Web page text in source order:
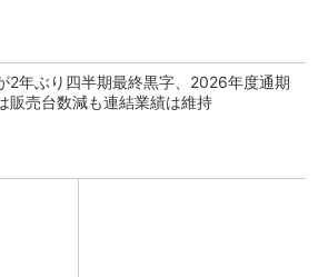
2年ぶり四半期最終黒字、2026年度通期
販売台数減も連結業績は維持